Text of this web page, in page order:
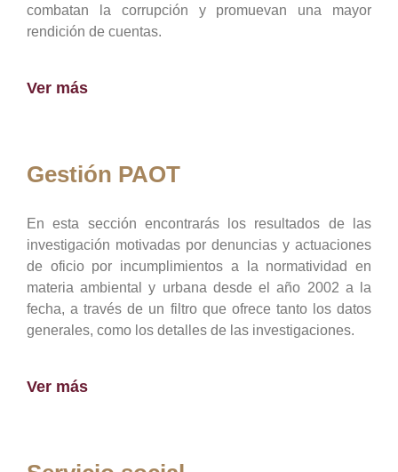
combatan la corrupción y promuevan una mayor
rendición de cuentas.
Ver más
Gestión PAOT
En esta sección encontrarás los resultados de las
investigación motivadas por denuncias y actuaciones
de oficio por incumplimientos a la normatividad en
materia ambiental y urbana desde el año 2002 a la
fecha, a través de un filtro que ofrece tanto los datos
generales, como los detalles de las investigaciones.
Ver más